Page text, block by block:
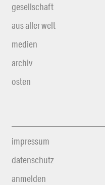
gesellschaft
aus aller welt
medien
archiv
osten
impressum
datenschutz
anmelden